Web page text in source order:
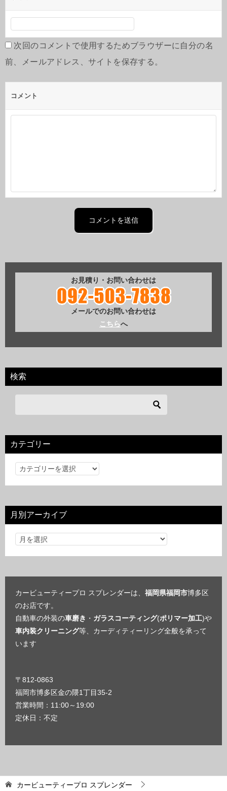
次回のコメントで使用するためブラウザーに自分の名
前、メールアドレス、サイトを保存する。
コメント
お見積り・お問い合わせは
メールでのお問い合わせは
こちらへ
検索
カテゴリー
カ
リ
ー
月別アーカイブ
カービューティープロ スプレンダーは、 福岡県福岡市博多区
のお店です。
自動車の外装の車磨き ・ ガラスコーティング(ポリマー加工)や
車内装クリーニング等、カーディティーリング全般を承って
います
〒812-0863
福岡市博多区金の隈1丁目35-2
営業時間：11:00～19:00
定休日：不定
カービューティープロ スプレンダー